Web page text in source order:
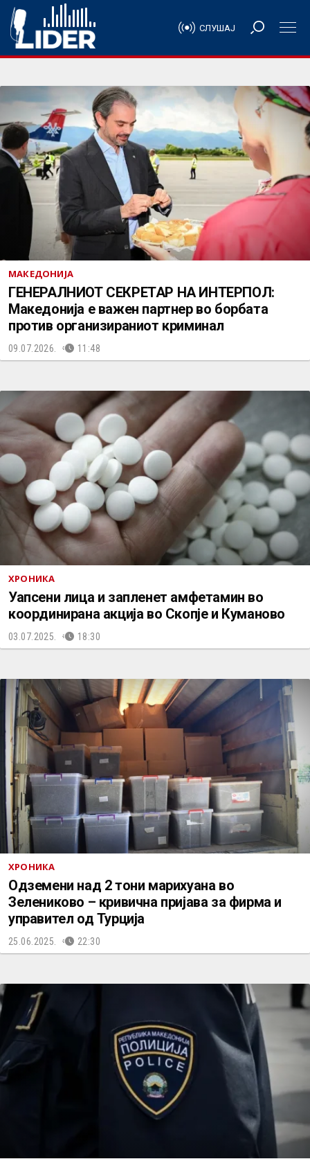
СЛУШАЈ
МАКЕДОНИЈА
ГЕНЕРАЛНИОТ СЕКРЕТАР НА ИНТЕРПОЛ:
Македонија е важен партнер во борбата
против организираниот криминал
09.07.2026. 11:48
ХРОНИКА
Уапсени лица и запленет амфетамин во
координирана акција во Скопје и Куманово
03.07.2025. 18:30
ХРОНИКА
Одземени над 2 тони марихуана во
Зелениково – кривична пријава за фирма и
управител од Турција
25.06.2025. 22:30